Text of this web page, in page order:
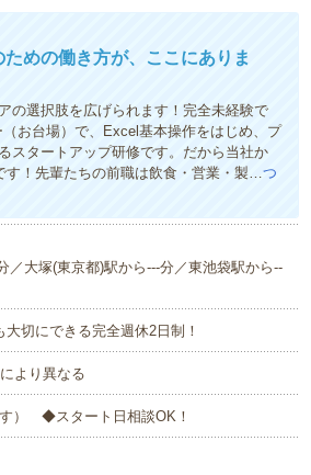
めの働き方が、ここにありま
の選択肢を広げられます！完全未経験で
お台場）で、Excel基本操作をはじめ、プ
スタートアップ研修です。だから当社か
す！先輩たちの前職は飲食・営業・製…つ
／大塚(東京都)駅から---分／東池袋駅から--
切にできる完全週休2日制！
より異なる
） ◆スタート日相談OK！